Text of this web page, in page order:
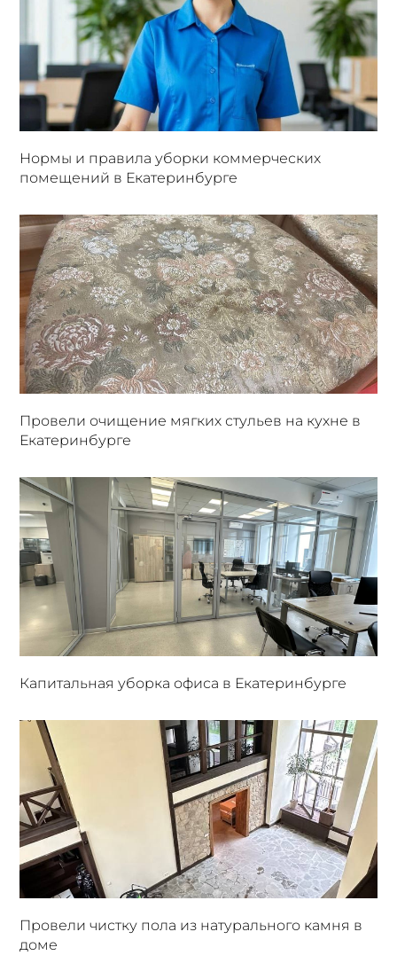
Нормы и правила уборки коммерческих
помещений в Екатеринбурге
Провели очищение мягких стульев на кухне в
Екатеринбурге
Капитальная уборка офиса в Екатеринбурге
Провели чистку пола из натурального камня в
доме